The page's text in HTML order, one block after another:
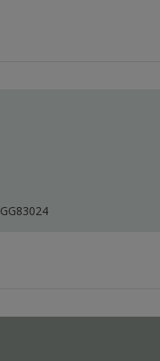
GG83024